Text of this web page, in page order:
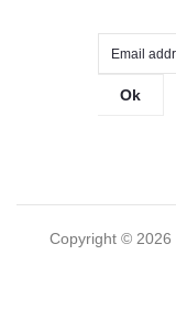
Ok
Copyright © 2026